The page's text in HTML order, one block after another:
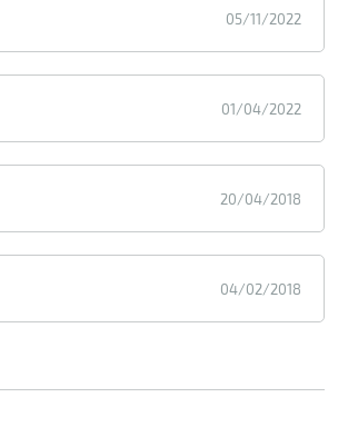
05/11/2022
01/04/2022
20/04/2018
04/02/2018